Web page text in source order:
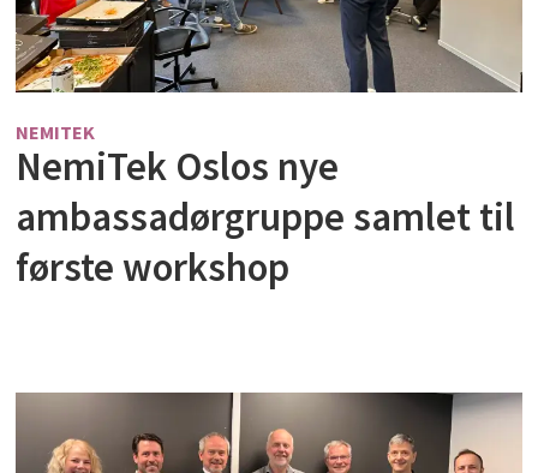
NEMITEK
NemiTek Oslos nye
ambassadørgruppe samlet til
første workshop